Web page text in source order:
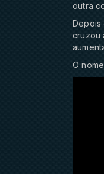
outra
Depois
cruzou
O